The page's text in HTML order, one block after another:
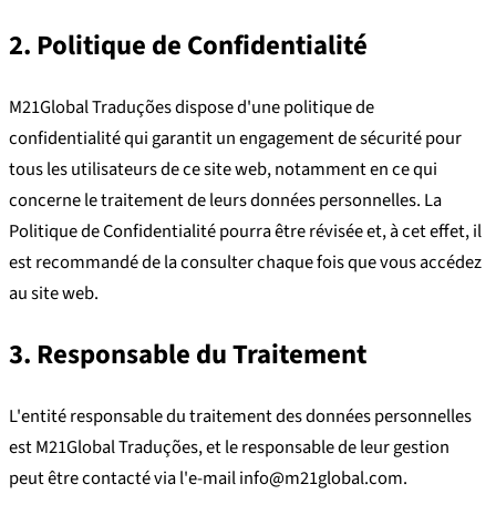
2. Politique de Confidentialité
M21Global Traduções dispose d'une politique de
confidentialité qui garantit un engagement de sécurité pour
tous les utilisateurs de ce site web, notamment en ce qui
concerne le traitement de leurs données personnelles. La
Politique de Confidentialité pourra être révisée et, à cet effet, il
est recommandé de la consulter chaque fois que vous accédez
au site web.
3. Responsable du Traitement
L'entité responsable du traitement des données personnelles
est M21Global Traduções, et le responsable de leur gestion
peut être contacté via l'e-mail info@m21global.com.